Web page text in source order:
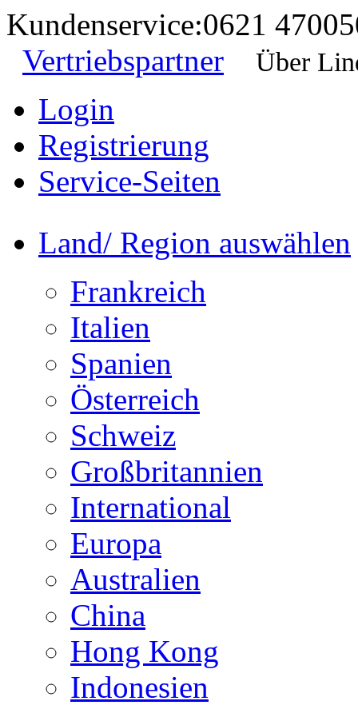
Kundenservice:0621
Vertriebspartner
Über
Login
Registrierung
Service-Seiten
Land/ Region auswählen
Frankreich
Italien
Spanien
Österreich
Schweiz
Großbritannien
International
Europa
Australien
China
Hong Kong
Indonesien